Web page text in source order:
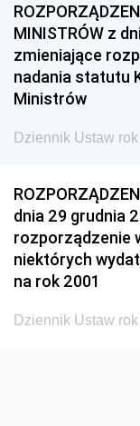
1951
1948
1945
1932
1929
1926
1923
1920
MINISTRÓW z
zmieniające
nadania statutu
Ministrów
Dziennik Ustaw
dnia 29 grudnia
rozporządzenie
niektórych
na rok 2001
Dziennik Ustaw